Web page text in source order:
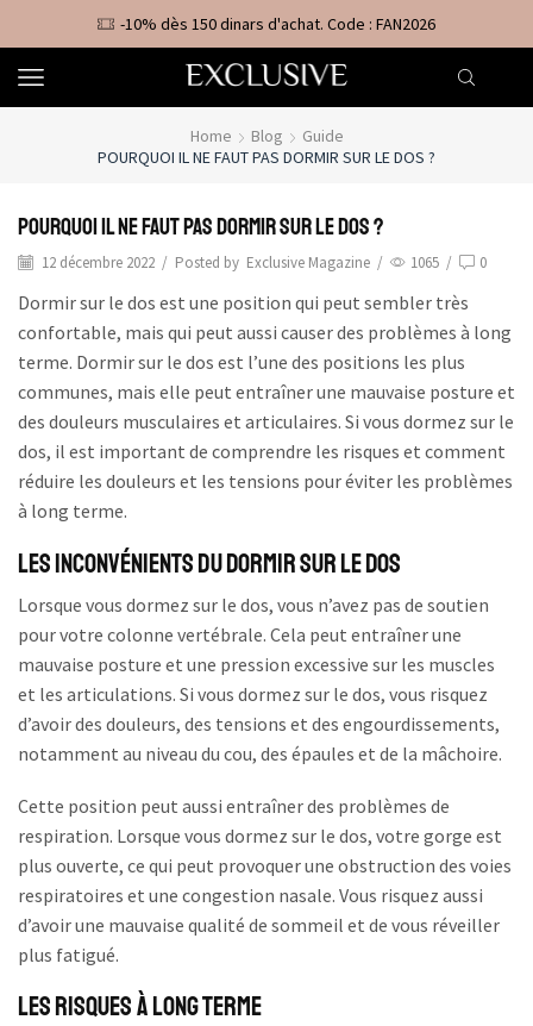
-10% dès 150 dinars d'achat. Code : FAN2026
Home Blog
Guide
POURQUOI IL NE FAUT PAS DORMIR SUR LE DOS ?
Pourquoi il ne faut pas dormir sur le dos ?
12 décembre 2022 / Posted by Exclusive Magazine / 1065 / 0
Dormir sur le dos est une position qui peut sembler très
confortable, mais qui peut aussi causer des problèmes à long
terme. Dormir sur le dos est l’une des positions les plus
communes, mais elle peut entraîner une mauvaise posture et
des douleurs musculaires et articulaires. Si vous dormez sur le
dos, il est important de comprendre les risques et comment
réduire les douleurs et les tensions pour éviter les problèmes
à long terme.
Les Inconvénients du Dormir sur le Dos
Lorsque vous dormez sur le dos, vous n’avez pas de soutien
pour votre colonne vertébrale. Cela peut entraîner une
mauvaise posture et une pression excessive sur les muscles
et les articulations. Si vous dormez sur le dos, vous risquez
d’avoir des douleurs, des tensions et des engourdissements,
notamment au niveau du cou, des épaules et de la mâchoire.
Cette position peut aussi entraîner des problèmes de
respiration. Lorsque vous dormez sur le dos, votre gorge est
plus ouverte, ce qui peut provoquer une obstruction des voies
respiratoires et une congestion nasale. Vous risquez aussi
d’avoir une mauvaise qualité de sommeil et de vous réveiller
plus fatigué.
Les Risques à Long Terme